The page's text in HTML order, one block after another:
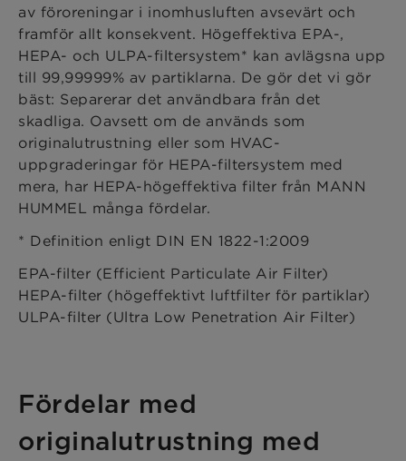
av föroreningar i inomhusluften avsevärt och
framför allt konsekvent. Högeffektiva EPA-,
HEPA- och ULPA-filtersystem* kan avlägsna upp
till 99,99999% av partiklarna. De gör det vi gör
bäst: Separerar det användbara från det
skadliga. Oavsett om de används som
originalutrustning eller som HVAC-
uppgraderingar för HEPA-filtersystem med
mera, har HEPA-högeffektiva filter från MANN
HUMMEL många fördelar.
* Definition enligt DIN EN 1822-1:2009
EPA-filter (Efficient Particulate Air Filter)
HEPA-filter (högeffektivt luftfilter för partiklar)
ULPA-filter (Ultra Low Penetration Air Filter)
Fördelar med
originalutrustning med